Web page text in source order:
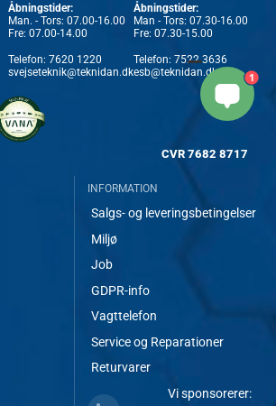
Åbningstider:
Man. - Tors: 07.00-16.00
Fre: 07.00-14.00
Telefon: 7620 1220
svejseteknik@teknidan.dk
Åbningstider:
Man - Tors: 07.30-16.00
Fre: 07.30-15.00
Telefon: 7522 3636
esb@teknidan.dk
CVR 7682 8717
INFORMATION
Salgs- og leveringsbetingelser
Miljø
Job
GDPR-info
Vagttelefon
Service og Reparationer
Returvarer
Vi sponsorerer:
1